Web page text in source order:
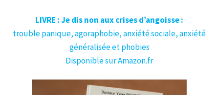
LIVRE : Je dis non aux crises d’angoisse :
trouble panique, agoraphobie, anxiété sociale, anxiété
généralisée et phobies
Disponible sur Amazon.fr